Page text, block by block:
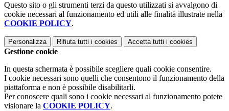
Questo sito o gli strumenti terzi da questo utilizzati si avvalgono di
cookie necessari al funzionamento ed utili alle finalità illustrate nella
COOKIE POLICY.
Personalizza Rifiuta tutti i cookies Accetta tutti i cookies
Gestione cookie
In questa schermata è possibile scegliere quali cookie consentire.
I cookie necessari sono quelli che consentono il funzionamento della
piattaforma e non è possibile disabilitarli.
Per conoscere quali sono i cookie necessari al funzionamento potete
visionare la COOKIE POLICY.